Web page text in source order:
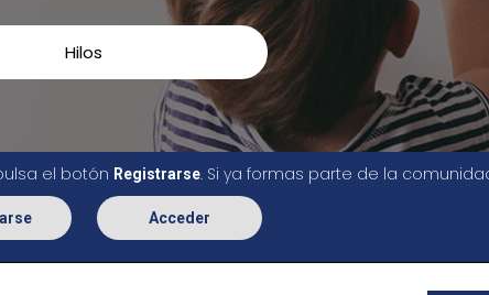
Hilos
el botón Registrarse. Si ya formas parte de la
Acceder